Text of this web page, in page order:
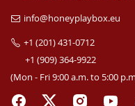
info@honeyplaybox.eu
+1 (201) 431-0712
+1 (909) 364-9922
(Mon - Fri 9:00 a.m. to 5:00